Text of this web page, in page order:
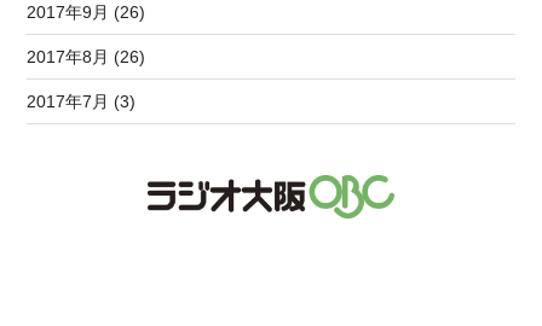
2017年9月 (26)
2017年8月 (26)
2017年7月 (3)